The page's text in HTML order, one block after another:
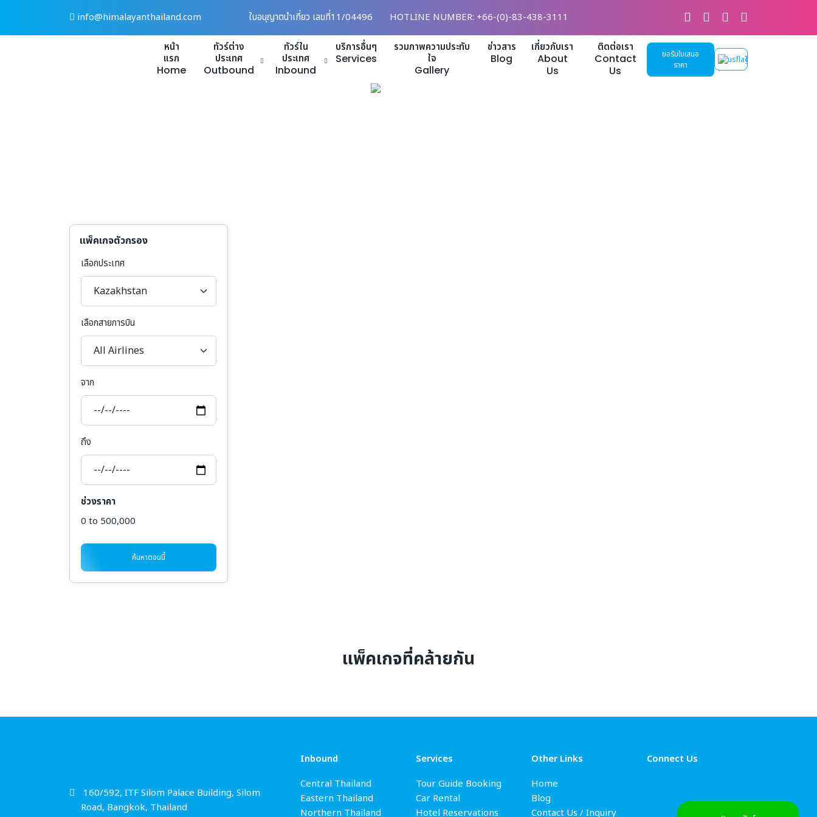
content
info@himalayanthailand.com ใบอนุญาตนำเที่ยว เลขที่11/04496 HOTLINE NUMBER: +66-(0)-83-438-3111
หน้า
แรก
Home
ทัวร์ต่าง
ประเทศ
Outbound
ทัวร์ใน
ประเทศ
Inbound
บริการอื่นๆ
Services
รวมภาพความประทับ
ใจ
Gallery
ข่าวสาร
Blog
เกี่ยวกับเรา
About
Us
ติดต่อเรา
Contact
Us
ขอรับใบเสนอ
ราคา
TH
แพ็คเกจตัวกรอง
เลือกประเทศ
เลือกสายการบิน
จาก
ถึง
ช่วงราคา
0 to 500,000
ค้นหาตอนนี้
แพ็คเกจที่คล้ายกัน
160/592, ITF Silom Palace Building, Silom
Road, Bangkok, Thailand
Inbound
Central Thailand
Eastern Thailand
Northern Thailand
Services
Tour Guide Booking
Car Rental
Hotel Reservations
Other Links
Home
Blog
Contact Us / Inquiry
Connect Us